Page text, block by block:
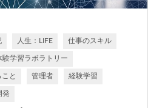
人生：LIFE 仕事のスキル
験学習ラボラトリー
と 管理者 経験学習
発